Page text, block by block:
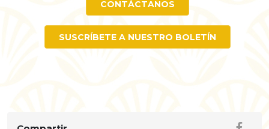
CONTÁCTANOS
SUSCRÍBETE A NUESTRO BOLETÍN